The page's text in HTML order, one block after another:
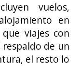
vuelos,
en
viajes con
de un
el resto lo